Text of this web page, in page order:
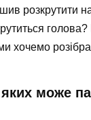
розкрутити
хочемо
може